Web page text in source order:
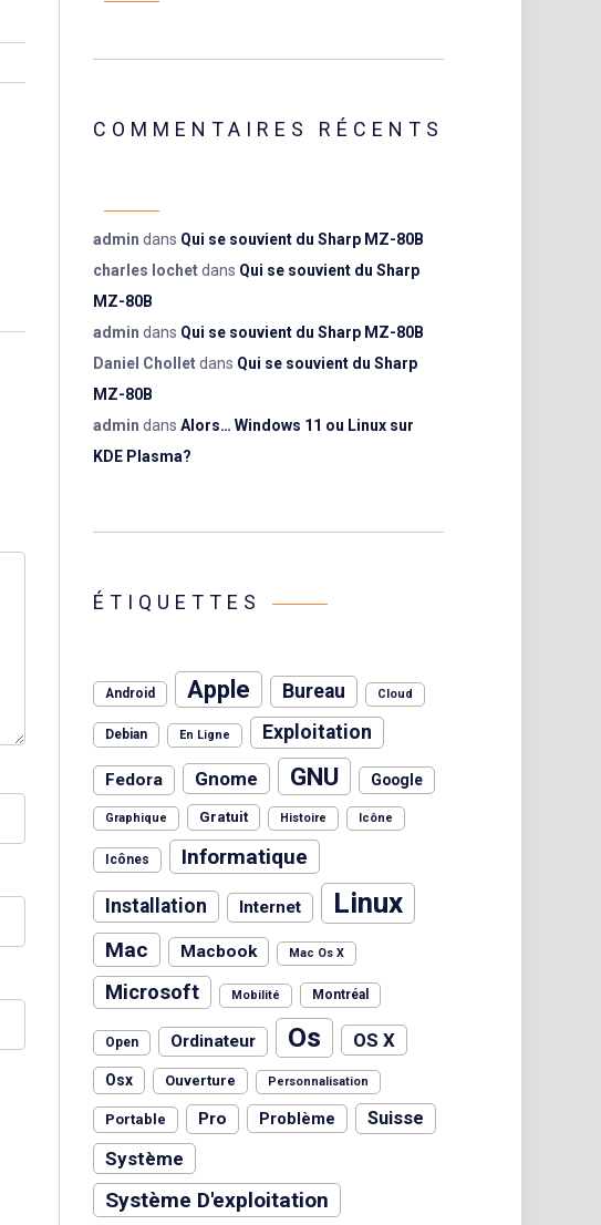
COMMENTAIRES RÉCENTS
admin dans Qui se souvient du Sharp MZ-80B
charles lochetdans Qui se souvient du Sharp
MZ-80B
admin dans Qui se souvient du Sharp MZ-80B
Daniel Cholletdans Qui se souvient du Sharp
MZ-80B
admin dans Alors… Windows 11 ou Linux sur
KDE Plasma?
ÉTIQUETTES
Android Apple Bureau Cloud
Debian En Ligne Exploitation
Fedora Gnome GNU Google
Graphique Gratuit Histoire Icône
Icônes Informatique
Installation Internet Linux
Mac Macbook Mac Os X
Microsoft Mobilité Montréal
Open Ordinateur Os OS X
Osx Ouverture Personnalisation
Portable Pro Problème Suisse
Système
Système D'exploitation